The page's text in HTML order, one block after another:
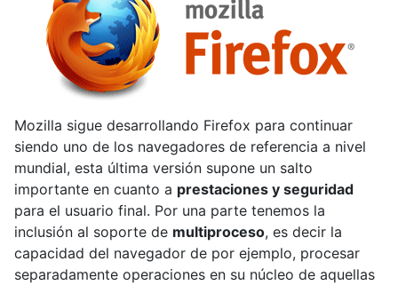
Mozilla sigue desarrollando Firefox para continuar
siendo uno de los navegadores de referencia a nivel
mundial, esta última versión supone un salto
importante en cuanto a prestaciones y seguridad
para el usuario final. Por una parte tenemos la
inclusión al soporte de multiproceso, es decir la
capacidad del navegador de por ejemplo, procesar
separadamente operaciones en su núcleo de aquellas